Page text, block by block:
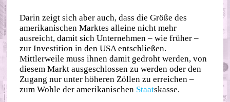
Darin zeigt sich aber auch, dass die Größe des
amerikanischen Marktes alleine nicht mehr
ausreicht, damit sich Unternehmen – wie früher –
zur Investition in den USA entschließen.
Mittlerweile muss ihnen damit gedroht werden, von
diesem Markt ausgeschlossen zu werden oder den
Zugang nur unter höheren Zöllen zu erreichen –
zum Wohle der amerikanischen Staatskasse.